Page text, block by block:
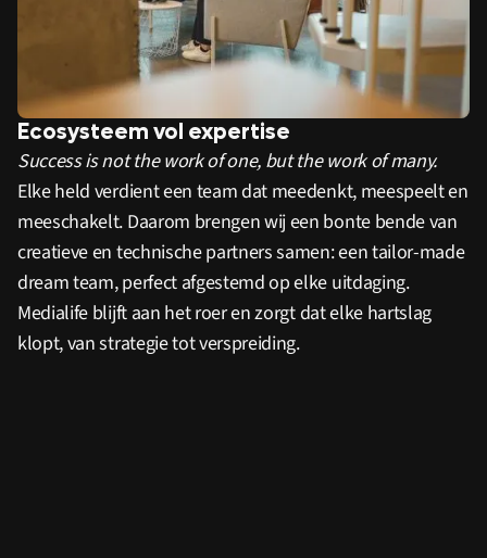
Ecosysteem vol expertise
Success is not the work of one, but the work of many.
Elke held verdient een team dat meedenkt, meespeelt en
meeschakelt. Daarom brengen wij een bonte bende van
creatieve en technische partners samen: een tailor-made
dream team, perfect afgestemd op elke uitdaging.
Medialife blijft aan het roer en zorgt dat elke hartslag
klopt, van strategie tot verspreiding.